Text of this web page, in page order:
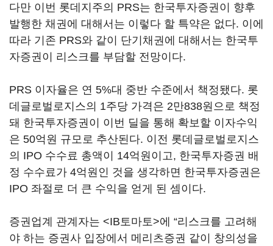
다만 이번 롯데지주의 PRS는 한국투자증권이 향후
발행한 채권에 대해서는 이렇다 할 특약은 없다. 이에
따라 기존 PRS와 같이 단기채권에 대해서는 한국투
자증권이 리스크를 부담할 전망이다.
PRS 이자율은 연 5%대 중반 수준에서 책정됐다. 롯
데글로벌로지스의 1주당 가격은 2만838원으로 책정
돼 한국투자증권이 이번 딜을 통해 확보할 이자수익
은 50억원 규모로 추산된다. 이전 롯데글로벌로지스
의 IPO 수수료 총액이 14억원이고, 한국투자증권 배
정 수수료가 4억원인 것을 생각하면 한국투자증권은
IPO 좌절로 더 큰 수익을 얻게 된 셈이다.
증권업계 관계자는 <IB토마토>에 “리스크를 고려해
야 하는 증권사 입장에서 메리츠증권 같이 창의성을